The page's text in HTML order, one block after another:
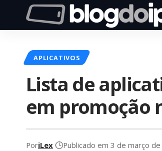
APLICATIVOS
Lista de
em promoção
PoriLex Publicado em 3 de março